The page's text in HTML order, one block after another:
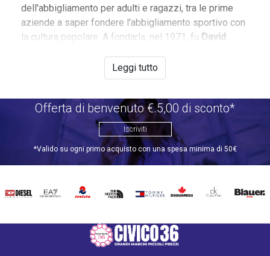
dell'abbigliamento per adulti e ragazzi, tra le prime
aziende a saper fondere l'abbigliamento sportivo con
la cultura popolare. A fondarla, nel 1971, fu David
Haven, con l'intendo di produrre le uniformi per gli
atleti universitari. Ma nel giro di pochi anni, la neonata
sportive e nel '76 ampliava la sua produzione di
abbigliamento sportivo con copricapi ed altri
Starter divenne il fornitore
baseball, basket, football e hockey rendendo ben
Oltre che abbigliamento tecnico sportivo, la
Leggi tutto
Offerta di benvenuto €.5,00 di sconto*
Iscriviti
*Valido su ogni primo acquisto con una spesa minima di 50€
DIESEL EA7 INVICTATHE
TOMMY
DSQUARED2
CALVIN BLAUER